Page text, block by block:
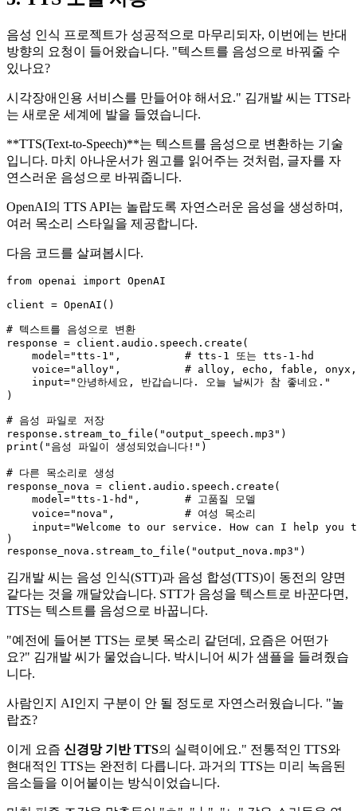
음성 인식 프로젝트가 성공적으로 마무리되자, 이번에는 반대
방향의 요청이 들어왔습니다. "텍스트를 음성으로 바꿔줄 수
있나요?
시각장애인용 서비스를 만들어야 해서요." 김개발 씨는 TTS라
는 새로운 세계에 발을 들였습니다.
**TTS(Text-to-Speech)**는 텍스트를 음성으로 변환하는 기술
입니다. 마치 아나운서가 원고를 읽어주는 것처럼, 글자를 자
연스러운 음성으로 바꿔줍니다.
OpenAI의 TTS API는 놀랍도록 자연스러운 음성을 생성하며,
여러 목소리 스타일을 제공합니다.
다음 코드를 살펴봅시다.
from openai import OpenAI
client = OpenAI()
# 텍스트를 음성으로 변환
response = client.audio.speech.create(
    model=
"tts-1" , # tts-1 또는 tts-1-hd
    voice=
"alloy" , # alloy, echo, fable, onyx,
input="안녕하세요, 반갑습니다. 오늘 날씨가 참 좋네요."
)
# 음성 파일로 저장
response.stream_to_file( "output_speech.mp3"
print ( "음성 파일이 생성되었습니다!" )
# 다른 목소리로 생성
response_nova = client.audio.speech.create(
    model=
"tts-1-hd" , # 고품질 모델
    voice=
"nova" , # 여성 목소리
input="Welcome to our service. How can I help you
)
response_nova.stream_to_file( "output_nova.mp3"
김개발 씨는 음성 인식(STT)과 음성 합성(TTS)이 동전의 양면
같다는 것을 깨달았습니다. STT가 음성을 텍스트로 바꾼다면,
TTS는 텍스트를 음성으로 바꿉니다.
"예전에 들어본 TTS는 로봇 목소리 같던데, 요즘은 어떤가
요?" 김개발 씨가 물었습니다. 박시니어 씨가 샘플을 들려줬습
니다.
사람인지 AI인지 구분이 안 될 정도로 자연스러웠습니다. "놀
랍죠?
이게 요즘 신경망 기반 TTS의 실력이에요." 전통적인 TTS와
현대적인 TTS는 완전히 다릅니다. 과거의 TTS는 미리 녹음된
음소들을 이어붙이는 방식이었습니다.